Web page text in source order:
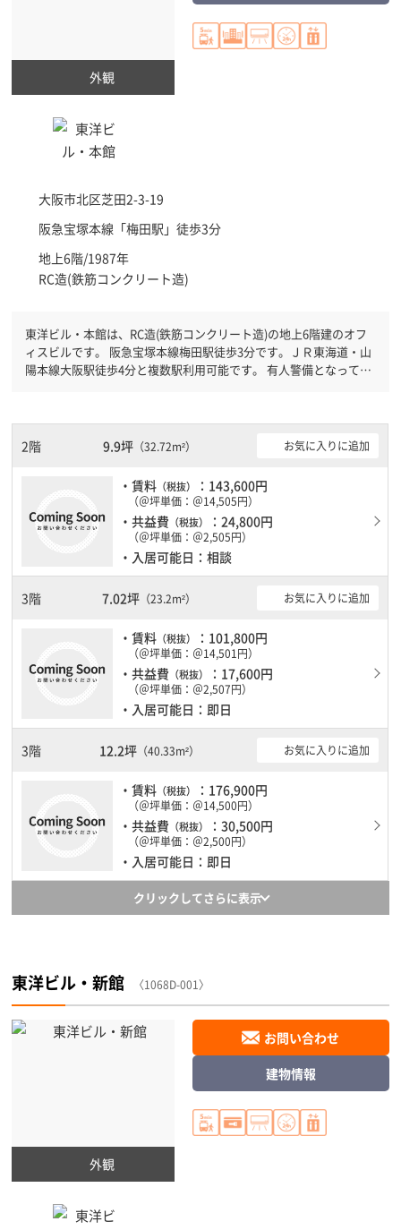
外観
大阪市北区芝田2-3-19
阪急宝塚本線「梅田駅 」徒歩3分
地上6階/1987年
RC造(鉄筋コンクリート造)
東洋ビル・本館は、RC造(鉄筋コンクリート造)の地上6階建のオフ
ィスビルです。 阪急宝塚本線梅田駅徒歩3分です。ＪＲ東海道・山
陽本線大阪駅徒歩4分と複数駅利用可能です。 有人警備となってお
スメです。土日・祝日も利用可能になりますので自由に出入りが出
来ます。１フロア１００坪以上ある大型ビルです。
2階 9.9坪（32.72m²） お気に入りに追加
・賃料 （税抜） ：143,600円
（＠坪単価：＠14,505円）
・共益費 （税抜） ：24,800円
（＠坪単価：＠2,505円）
・入居可能日：相談
3階 7.02坪 （23.2m²） お気に入りに追加
・賃料 （税抜） ：101,800円
（＠坪単価：＠14,501円）
・共益費 （税抜） ：17,600円
（＠坪単価：＠2,507円）
・入居可能日：即日
3階 12.2坪（40.33m²） お気に入りに追加
・賃料 （税抜） ：176,900円
（＠坪単価：＠14,500円）
・共益費 （税抜） ：30,500円
（＠坪単価：＠2,500円）
・入居可能日：即日
クリックしてさらに表示
東洋ビル・新館 〈1068D-001〉
外観
お問い合わせ
建物情報